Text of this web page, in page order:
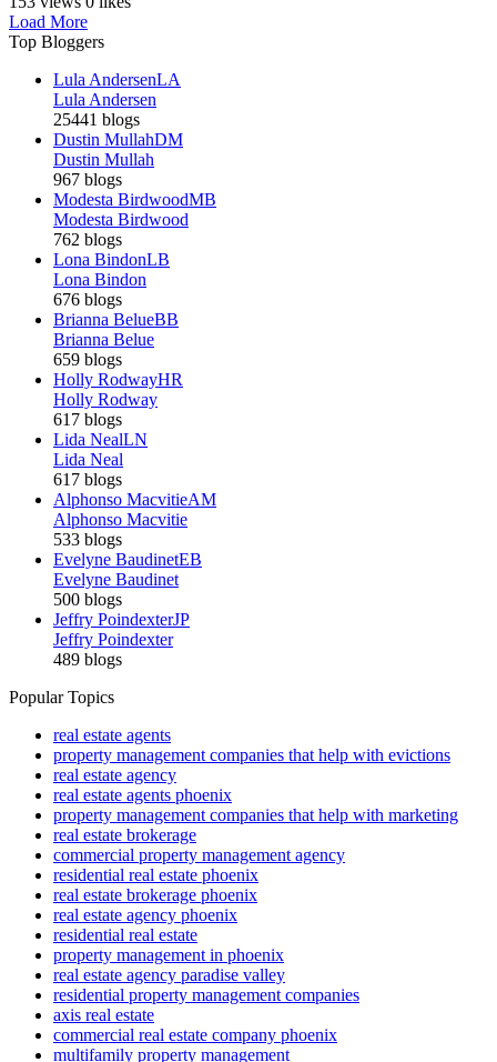
Load More
Top Bloggers
Lula AndersenLA
Lula Andersen
25441 blogs
Dustin MullahDM
Dustin Mullah
967 blogs
Modesta BirdwoodMB
Modesta Birdwood
762 blogs
Lona BindonLB
Lona Bindon
676 blogs
Brianna BelueBB
Brianna Belue
659 blogs
Holly RodwayHR
Holly Rodway
617 blogs
Lida NealLN
Lida Neal
617 blogs
Alphonso MacvitieAM
Alphonso Macvitie
533 blogs
Evelyne BaudinetEB
Evelyne Baudinet
500 blogs
Jeffry PoindexterJP
Jeffry Poindexter
489 blogs
Popular Topics
real estate agents
property management companies that help with evictions
real estate agency
real estate agents phoenix
property management companies that help with marketing
real estate brokerage
commercial property management agency
residential real estate phoenix
real estate brokerage phoenix
real estate agency phoenix
residential real estate
property management in phoenix
real estate agency paradise valley
residential property management companies
axis real estate
commercial real estate company phoenix
multifamily property management